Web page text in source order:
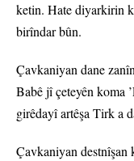
ketin. Hate diyarkirin
birîndar bûn.
Çavkaniyan dane
Babê jî çeteyên koma
girêdayî artêşa Tirk a
Çavkaniyan destnîşan